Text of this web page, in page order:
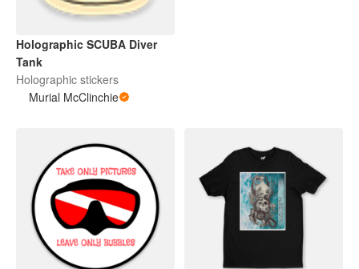
Holographic SCUBA Diver
Tank
Holographic stickers
Murial McClinchie